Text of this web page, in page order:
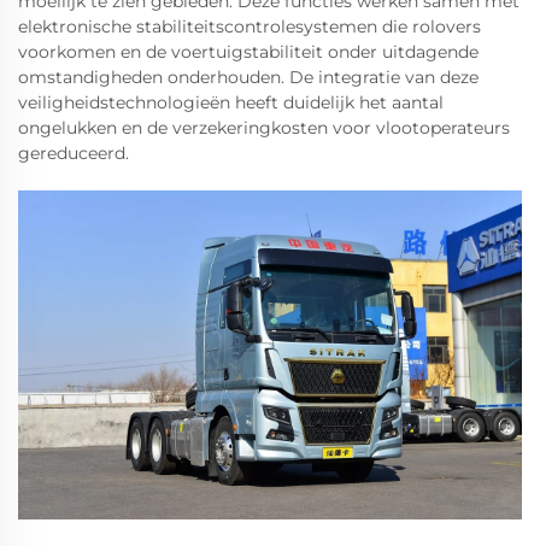
elektronische stabiliteitscontrolesystemen die rolovers
voorkomen en de voertuigstabiliteit onder uitdagende
omstandigheden onderhouden. De integratie van deze
veiligheidstechnologieën heeft duidelijk het aantal
ongelukken en de verzekeringkosten voor vlootoperateurs
gereduceerd.